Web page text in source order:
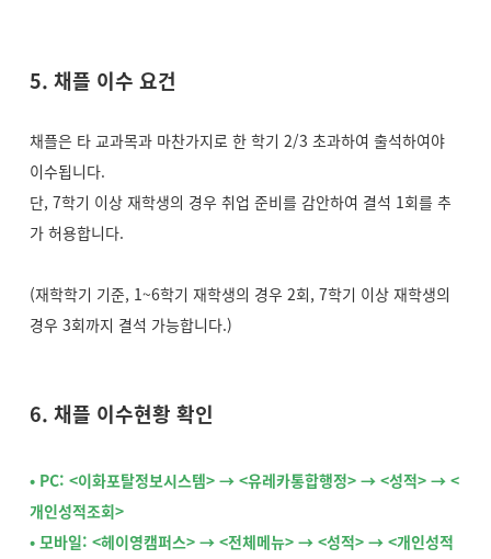
5. 채플 이수 요건
채플은 타 교과목과 마찬가지로 한 학기 2/3 초과하여 출석하여야
이수됩니다.
단, 7학기 이상 재학생의 경우 취업 준비를 감안하여 결석 1회를 추
가 허용합니다.
(재학학기 기준, 1~6학기 재학생의 경우 2회, 7학기 이상 재학생의
경우 3회까지 결석 가능합니다.)
6. 채플 이수현황 확인
• PC: <이화포탈정보시스템> → <유레카통합행정> → <성적> → <
개인성적조회>
• 모바일: <헤이영캠퍼스> → <전체메뉴> → <성적> → <개인성적